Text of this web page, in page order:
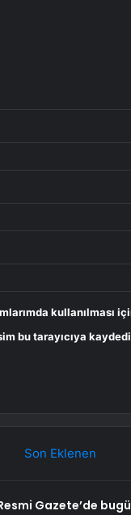
kullanılması
bu tarayıcıya
Son Eklenen
Gazete’de